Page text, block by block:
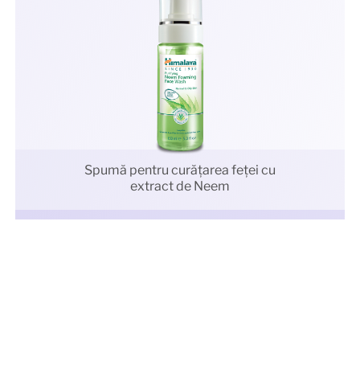
Spumă pentru curăţarea feţei cu
extract de Neem